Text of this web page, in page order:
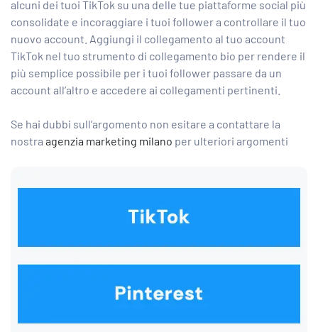
alcuni dei tuoi TikTok su una delle tue piattaforme social più
consolidate e incoraggiare i tuoi follower a controllare il tuo
nuovo account. Aggiungi il collegamento al tuo account
TikTok nel tuo strumento di collegamento bio per rendere il
più semplice possibile per i tuoi follower passare da un
account all’altro e accedere ai collegamenti pertinenti.
Se hai dubbi sull’argomento non esitare a contattare la
nostra agenzia marketing milano per ulteriori argomenti